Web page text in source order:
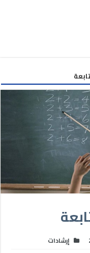
إرشادات